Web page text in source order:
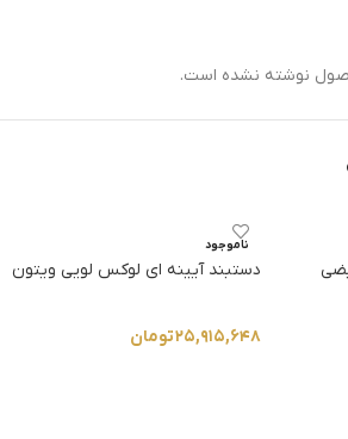
نوشته نشده است.
ناموجود
دستبند آیینه ای لوکس لویی ویتون
۲۵,۹۱۵,۶۴۸تومان